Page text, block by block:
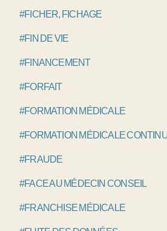
#FICHER, FICHAGE
#FIN DE VIE
#FINANCEMENT
#FORFAIT
#FORMATION MÉDICALE
#FORMATION MÉDICALE
#FRAUDE
#FACE AU MÉDECIN CONSEIL
#FRANCHISE MÉDICALE